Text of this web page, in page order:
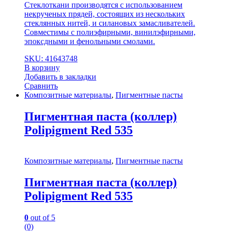
Стеклоткани производятся с использованием
некрученых прядей, состоящих из нескольких
стеклянных нитей, и силановых замасливателей.
Совместимы с полиэфирными, винилэфирными,
эпоксдными и фенольными смолами.
SKU: 41643748
В корзину
Добавить в закладки
Сравнить
Композитные материалы, Пигментные пасты
Пигментная паста (коллер)
Polipigment Red 535
Композитные материалы, Пигментные пасты
Пигментная паста (коллер)
Polipigment Red 535
0 out of 5
(0)